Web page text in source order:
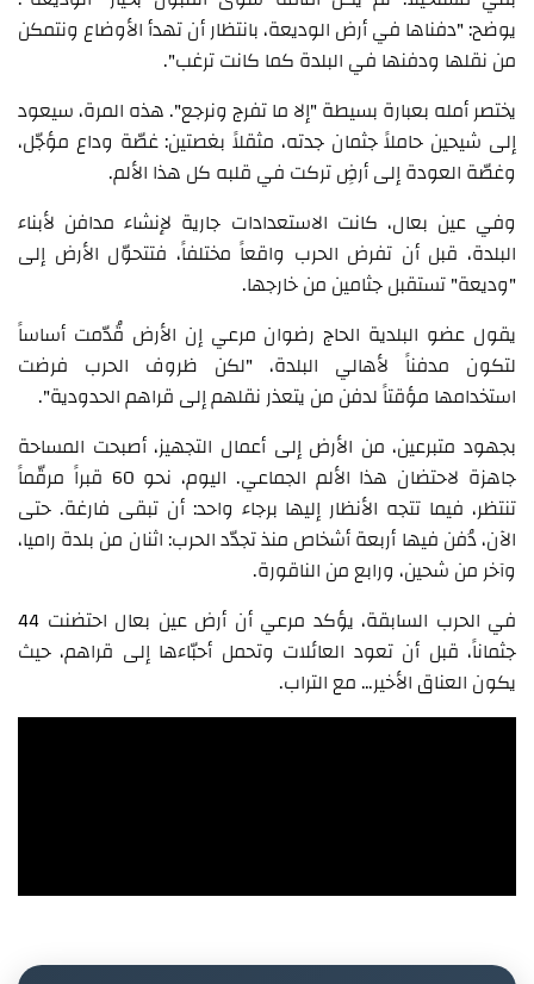
يوضح: "دفناها في أرض الوديعة، بانتظار أن تهدأ الأوضاع ونتمكن
من نقلها ودفنها في البلدة كما كانت ترغب".
يختصر أمله بعبارة بسيطة "إلا ما تفرج ونرجع". هذه المرة، سيعود
إلى شيحين حاملاً جثمان جدته، مثقلاً بغصتين: غصّة وداع مؤجّل،
وغصّة العودة إلى أرضٍ تركت في قلبه كل هذا الألم.
وفي عين بعال، كانت الاستعدادات جارية لإنشاء مدافن لأبناء
البلدة، قبل أن تفرض الحرب واقعاً مختلفاً، فتتحوّل الأرض إلى
"وديعة" تستقبل جثامين من خارجها.
يقول عضو البلدية الحاج رضوان مرعي إن الأرض قُدّمت أساساً
لتكون مدفناً لأهالي البلدة، "لكن ظروف الحرب فرضت
استخدامها مؤقتاً لدفن من يتعذر نقلهم إلى قراهم الحدودية".
بجهود متبرعين، من الأرض إلى أعمال التجهيز، أصبحت المساحة
جاهزة لاحتضان هذا الألم الجماعي. اليوم، نحو 60 قبراً مرقّماً
تنتظر، فيما تتجه الأنظار إليها برجاء واحد: أن تبقى فارغة. حتى
الآن، دُفن فيها أربعة أشخاص منذ تجدّد الحرب: اثنان من بلدة راميا،
وآخر من شحين، ورابع من الناقورة.
في الحرب السابقة، يؤكد مرعي أن أرض عين بعال احتضنت 44
جثماناً، قبل أن تعود العائلات وتحمل أحبّاءها إلى قراهم، حيث
يكون العناق الأخير… مع التراب.